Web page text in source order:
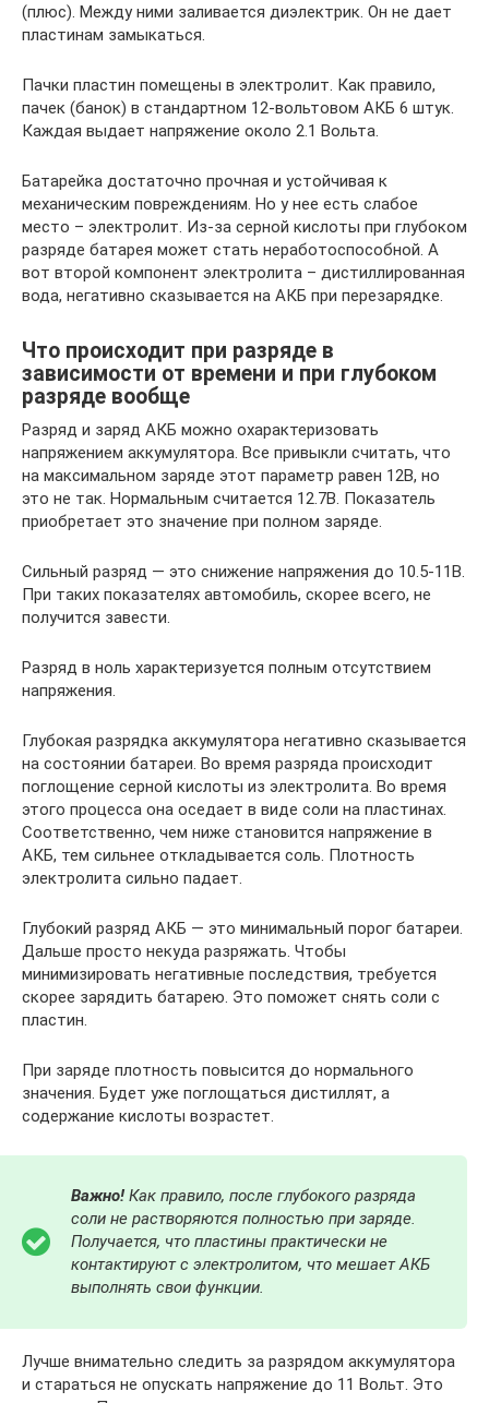
(плюс). Между ними заливается диэлектрик. Он не дает
пластинам замыкаться.
Пачки пластин помещены в электролит. Как правило,
пачек (банок) в стандартном 12-вольтовом АКБ 6 штук.
Каждая выдает напряжение около 2.1 Вольта.
Батарейка достаточно прочная и устойчивая к
механическим повреждениям. Но у нее есть слабое
место – электролит. Из-за серной кислоты при глубоком
разряде батарея может стать неработоспособной. А
вот второй компонент электролита – дистиллированная
вода, негативно сказывается на АКБ при перезарядке.
Что происходит при разряде в
зависимости от времени и при глубоком
разряде вообще
Разряд и заряд АКБ можно охарактеризовать
напряжением аккумулятора. Все привыкли считать, что
на максимальном заряде этот параметр равен 12В, но
это не так. Нормальным считается 12.7В. Показатель
приобретает это значение при полном заряде.
Сильный разряд — это снижение напряжения до 10.5-11В.
При таких показателях автомобиль, скорее всего, не
получится завести.
Разряд в ноль характеризуется полным отсутствием
напряжения.
Глубокая разрядка аккумулятора негативно сказывается
на состоянии батареи. Во время разряда происходит
поглощение серной кислоты из электролита. Во время
этого процесса она оседает в виде соли на пластинах.
Соответственно, чем ниже становится напряжение в
АКБ, тем сильнее откладывается соль. Плотность
электролита сильно падает.
Глубокий разряд АКБ — это минимальный порог батареи.
Дальше просто некуда разряжать. Чтобы
минимизировать негативные последствия, требуется
скорее зарядить батарею. Это поможет снять соли с
пластин.
При заряде плотность повысится до нормального
значения. Будет уже поглощаться дистиллят, а
содержание кислоты возрастет.
Важно! Как правило, после глубокого разряда
соли не растворяются полностью при заряде.
Получается, что пластины практически не
контактируют с электролитом, что мешает АКБ
выполнять свои функции.
Лучше внимательно следить за разрядом аккумулятора
и стараться не опускать напряжение до 11 Вольт. Это